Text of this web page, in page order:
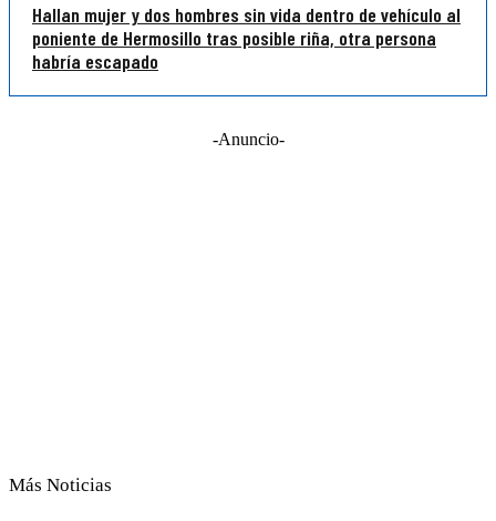
Hallan mujer y dos hombres sin vida dentro de vehículo al
poniente de Hermosillo tras posible riña, otra persona
habría escapado
-Anuncio-
Más Noticias